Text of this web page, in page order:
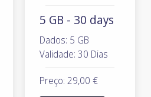
5 GB - 30 days
Dados: 5 GB
Validade: 30 Dias
Preço: 29,00 €